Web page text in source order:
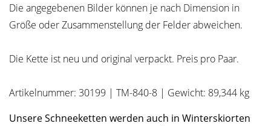
Die angegebenen Bilder können je nach Dimension in
Größe oder Zusammenstellung der Felder abweichen.
Die Kette ist neu und original verpackt. Preis pro Paar.
Artikelnummer: 30199 | TM-840-8 | Gewicht: 89,344 kg
Unsere Schneeketten werden auch in Winterskiorten